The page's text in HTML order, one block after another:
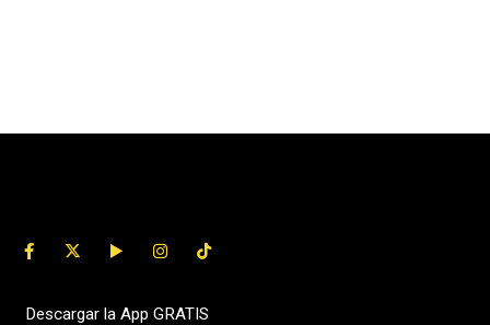
Descargar la App GRATIS